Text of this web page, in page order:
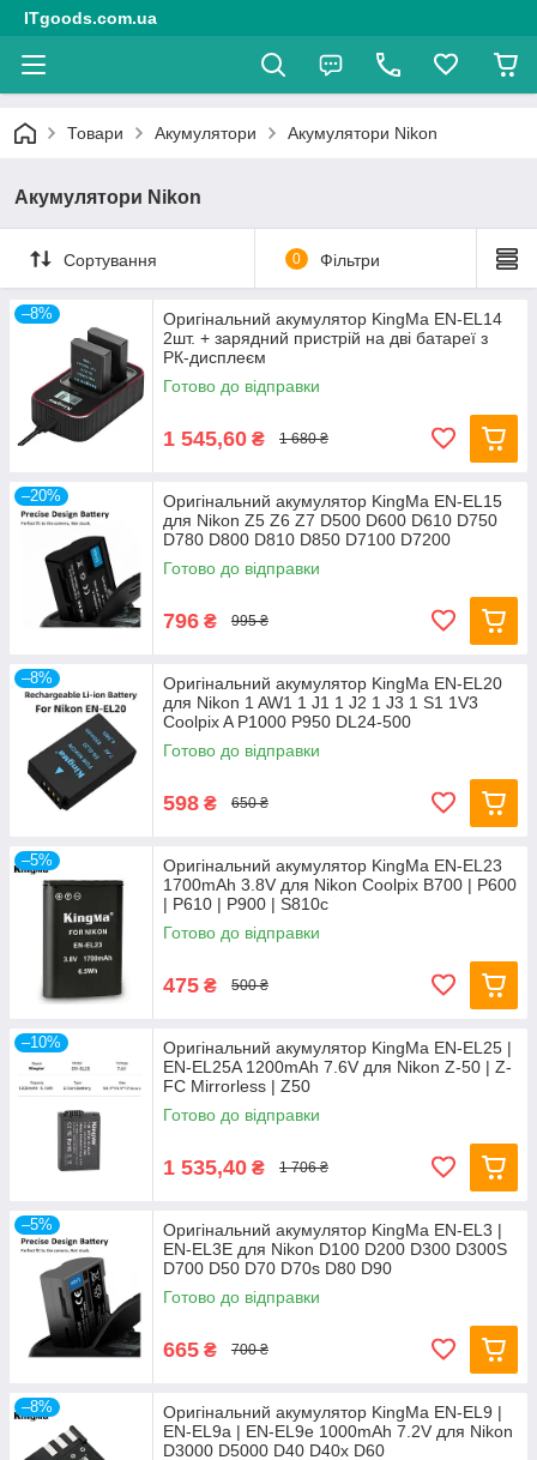
ITgoods.com.ua
Товари Акумулятори Акумулятори Nikon
Акумулятори Nikon
Сортування 0 Фільтри
–8%
Оригінальний акумулятор KingMa EN-EL14
2шт. + зарядний пристрій на дві батареї з
РК-дисплеєм
Готово до відправки
1 545,60 ₴ 1 680 ₴
–20%
Оригінальний акумулятор KingMa EN-EL15
для Nikon Z5 Z6 Z7 D500 D600 D610 D750
D780 D800 D810 D850 D7100 D7200
Готово до відправки
796 ₴ 995 ₴
–8%
Оригінальний акумулятор KingMa EN-EL20
для Nikon 1 AW1 1 J1 1 J2 1 J3 1 S1 1V3
Coolpix A P1000 P950 DL24-500
Готово до відправки
598 ₴ 650 ₴
–5%
Оригінальний акумулятор KingMa EN-EL23
1700mAh 3.8V для Nikon Coolpix B700 | P600
| P610 | P900 | S810c
Готово до відправки
475 ₴ 500 ₴
–10%
Оригінальний акумулятор KingMa EN-EL25 |
EN-EL25A 1200mAh 7.6V для Nikon Z-50 | Z-
FC Mirrorless | Z50
Готово до відправки
1 535,40 ₴ 1 706 ₴
–5%
Оригінальний акумулятор KingMa EN-EL3 |
EN-EL3E для Nikon D100 D200 D300 D300S
D700 D50 D70 D70s D80 D90
Готово до відправки
665 ₴ 700 ₴
–8%
Оригінальний акумулятор KingMa EN-EL9 |
EN-EL9a | EN-EL9e 1000mAh 7.2V для Nikon
D3000 D5000 D40 D40x D60